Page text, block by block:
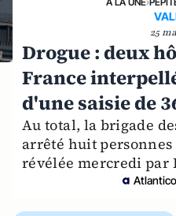
25
Drogue : deux
France
d'une saisie de
Au total, la brigade
arrêté huit
révélée mercredi par